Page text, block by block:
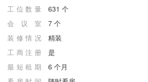
工位数量
631 个
会议室
7 个
装修情况
精装
⼯商注册
是
最短租期
6 个月